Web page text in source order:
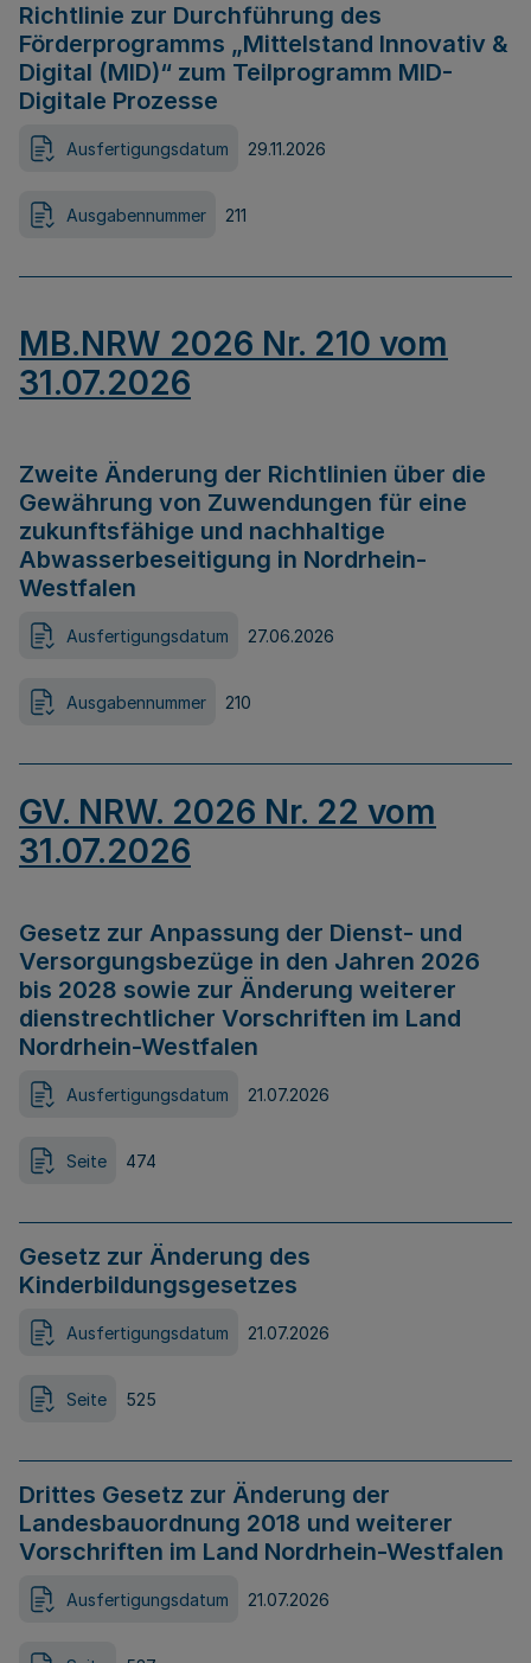
Richtlinie zur Durchführung des
Förderprogramms „Mittelstand Innovativ &
Digital (MID)“ zum Teilprogramm MID-
Digitale Prozesse
Ausfertigungsdatum 29.11.2026
Ausgabennummer 211
MB.NRW 2026 Nr. 210 vom
31.07.2026
Zweite Änderung der Richtlinien über die
Gewährung von Zuwendungen für eine
zukunftsfähige und nachhaltige
Abwasserbeseitigung in Nordrhein-
Westfalen
Ausfertigungsdatum 27.06.2026
Ausgabennummer 210
GV. NRW. 2026 Nr. 22 vom
31.07.2026
Gesetz zur Anpassung der Dienst- und
Versorgungsbezüge in den Jahren 2026
bis 2028 sowie zur Änderung weiterer
dienstrechtlicher Vorschriften im Land
Nordrhein-Westfalen
Ausfertigungsdatum 21.07.2026
Seite 474
Gesetz zur Änderung des
Kinderbildungsgesetzes
Ausfertigungsdatum 21.07.2026
Seite 525
Drittes Gesetz zur Änderung der
Landesbauordnung 2018 und weiterer
Vorschriften im Land Nordrhein-Westfalen
Ausfertigungsdatum 21.07.2026